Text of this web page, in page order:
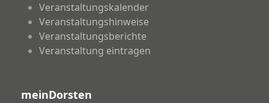
Veranstaltungskalender
Veranstaltungshinweise
Veranstaltungsberichte
Veranstaltung eintragen
meinDorsten